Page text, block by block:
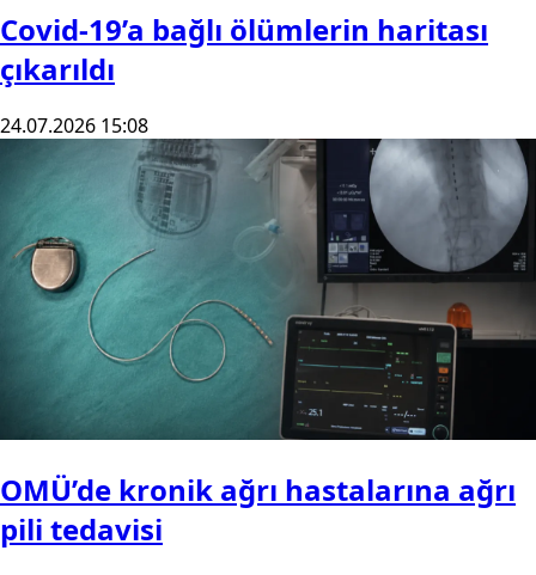
Covid-19’a bağlı ölümlerin haritası
çıkarıldı
24.07.2026 15:08
OMÜ’de kronik ağrı hastalarına ağrı
pili tedavisi